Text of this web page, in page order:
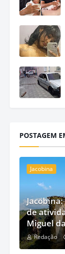
POSTAGEM
Jacobina
de
Miguel
Redação